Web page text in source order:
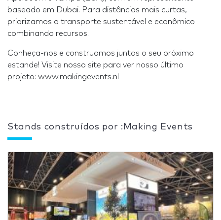
baseado em Dubai. Para distâncias mais curtas,
priorizamos o transporte sustentável e econômico
combinando recursos.
Conheça-nos e construamos juntos o seu próximo
estande! Visite nosso site para ver nosso último
projeto: www.makingevents.nl
Stands construídos por :Making Events